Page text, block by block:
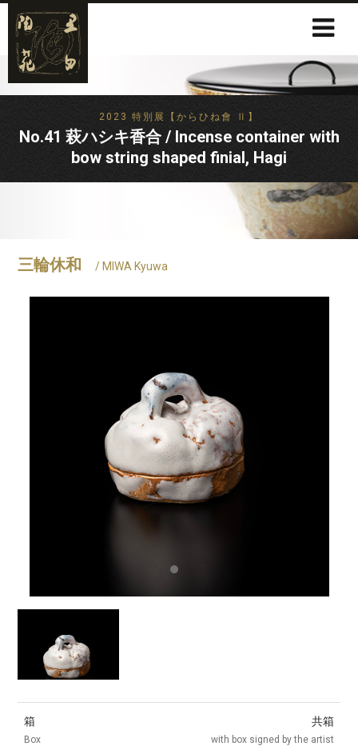
2023 特別展【からひね會 Ⅱ】
No.41 萩ハシキ香合 / Incense container with
bow string shaped finial, Hagi
三輪休和 / MIWA Kyuwa
箱
Box
共箱
with box signed by the artist